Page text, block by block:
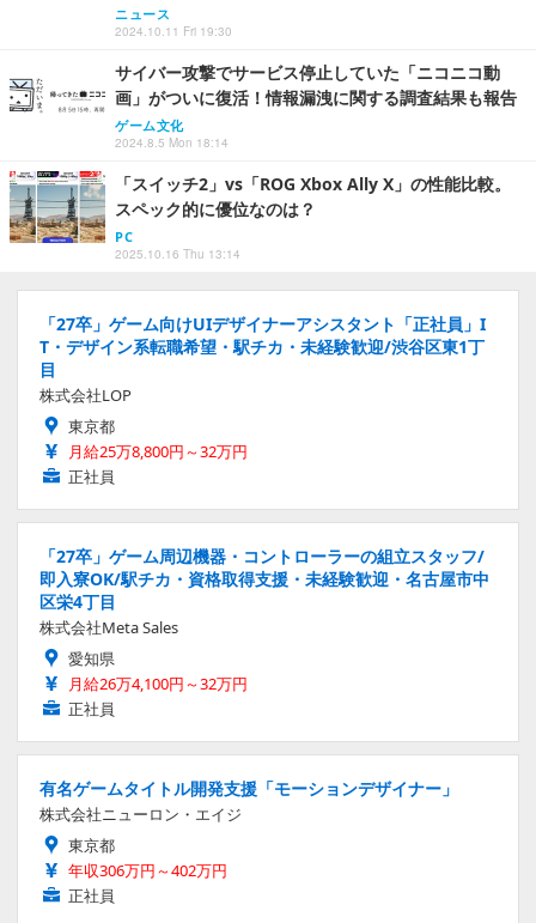
ニュース
2024.10.11 Fri 19:30
サイバー攻撃でサービス停止していた「ニコニコ動
画」がついに復活！情報漏洩に関する調査結果も報告
ゲーム文化
2024.8.5 Mon 18:14
「スイッチ2」vs「ROG Xbox Ally X」の性能比較。
スペック的に優位なのは？
PC
2025.10.16 Thu 13:14
「27卒」ゲーム向けUIデザイナーアシスタント「正社員」I
T・デザイン系転職希望・駅チカ・未経験歓迎/渋谷区東1丁
目
株式会社LOP
東京都
月給25万8,800円～32万円
正社員
「27卒」ゲーム周辺機器・コントローラーの組立スタッフ/
即入寮OK/駅チカ・資格取得支援・未経験歓迎・名古屋市中
区栄4丁目
株式会社Meta Sales
愛知県
月給26万4,100円～32万円
正社員
有名ゲームタイトル開発支援「モーションデザイナー」
株式会社ニューロン・エイジ
東京都
年収306万円～402万円
正社員